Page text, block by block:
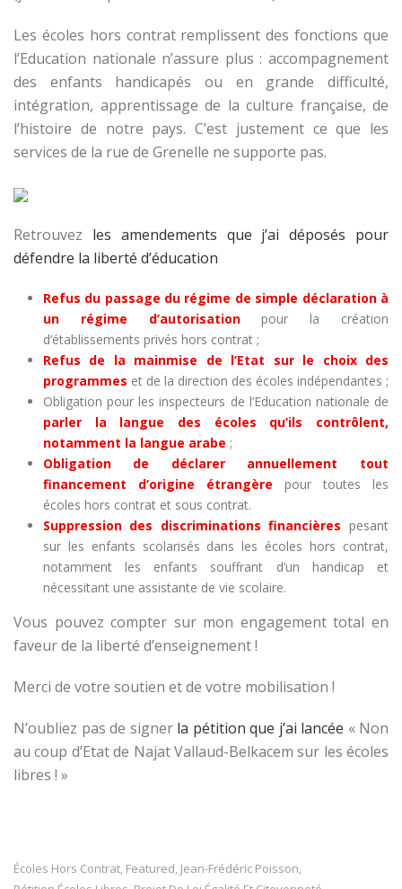
Les écoles hors contrat remplissent des fonctions que
l’Education nationale n’assure plus : accompagnement
des enfants handicapés ou en grande difficulté,
intégration, apprentissage de la culture française, de
l’histoire de notre pays. C’est justement ce que les
services de la rue de Grenelle ne supporte pas.
Retrouvez les amendements que j’ai déposés pour
défendre la liberté d’éducation
Refus du passage du régime de simple déclaration à
un régime d’autorisationpour la création
d’établissements privés hors contrat ;
Refus de la mainmise de l’Etat sur le choix des
programmes et de la direction des écoles indépendantes ;
Obligation pour les inspecteurs de l’Education nationale de
parler la langue des écoles qu’ils contrôlent,
notamment la langue arabe ;
Obligation de déclarer annuellement tout
financement d’origine étrangère pour toutes les
écoles hors contrat et sous contrat.
Suppression des discriminations financières pesant
sur les enfants scolarisés dans les écoles hors contrat,
notamment les enfants souffrant d’un handicap et
nécessitant une assistante de vie scolaire.
Vous pouvez compter sur mon engagement total en
faveur de la liberté d’enseignement !
Merci de votre soutien et de votre mobilisation !
N’oubliez pas de signerla pétition que j’ai lancée « Non
au coup d’Etat de Najat Vallaud-Belkacem sur les écoles
libres ! »
Écoles Hors Contrat, Featured, Jean-Frédéric Poisson,